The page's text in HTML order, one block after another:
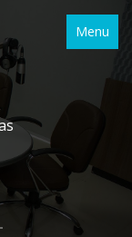
Menu